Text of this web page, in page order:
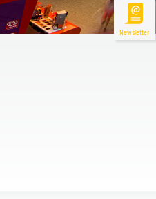
Newsletter